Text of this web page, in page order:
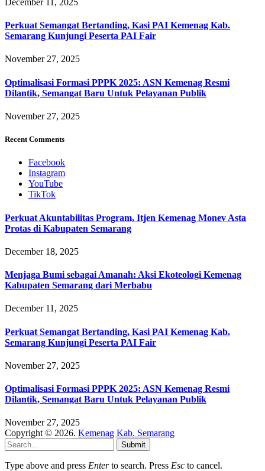
December 11, 2025
Perkuat Semangat Bertanding, Kasi PAI Kemenag Kab.
Semarang Kunjungi Peserta PAI Fair
November 27, 2025
Optimalisasi Formasi PPPK 2025: ASN Kemenag Resmi
Dilantik, Semangat Baru Untuk Pelayanan Publik
November 27, 2025
Recent Comments
Facebook
Instagram
YouTube
TikTok
Perkuat Akuntabilitas Program, Itjen Kemenag Monev Asta
Protas di Kabupaten Semarang
December 18, 2025
Menjaga Bumi sebagai Amanah: Aksi Ekoteologi Kemenag
Kabupaten Semarang dari Merbabu
December 11, 2025
Perkuat Semangat Bertanding, Kasi PAI Kemenag Kab.
Semarang Kunjungi Peserta PAI Fair
November 27, 2025
Optimalisasi Formasi PPPK 2025: ASN Kemenag Resmi
Dilantik, Semangat Baru Untuk Pelayanan Publik
November 27, 2025
Copyright © 2026. Kemenag Kab. Semarang
Submit
Type above and press Enterto search. Press Esc to cancel.